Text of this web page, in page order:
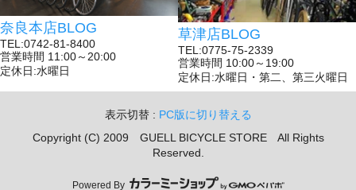
奈良本店BLOG
TEL:0742-81-8400
営業時間 11:00～20:00
定休日:水曜日
草津店BLOG
TEL:0775-75-2339
営業時間 10:00～19:00
定休日:水曜日・第二、第三火曜日
表示切替 : PC版に切り替える
Copyright (C) 2009 GUELL BICYCLE STORE All Rights
Reserved.
Powered By